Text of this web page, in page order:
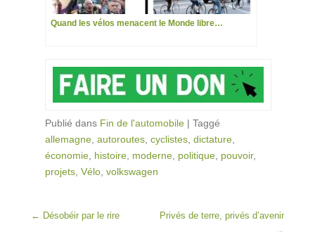
Quand les vélos menacent le Monde libre…
Publié dans Fin de l'automobile | Taggé
allemagne, autoroutes, cyclistes, dictature,
économie, histoire, moderne, politique, pouvoir,
projets, Vélo, volkswagen
Post navigation
← Désobéir par le rire
Privés de terre, privés d’avenir